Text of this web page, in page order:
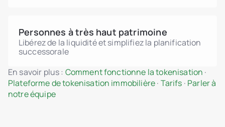
Personnes à très haut patrimoine
Libérez de la liquidité et simplifiez la planification
successorale
En savoir plus : Comment fonctionne la tokenisation ·
Plateforme de tokenisation immobilière· Tarifs · Parler à
notre équipe